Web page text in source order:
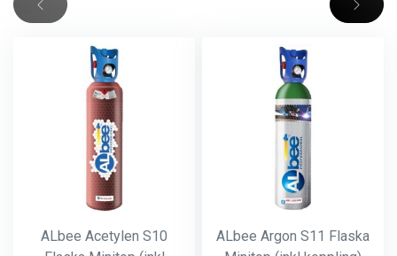
ALbee Acetylen S10
ALbee Argon S11 Flaska